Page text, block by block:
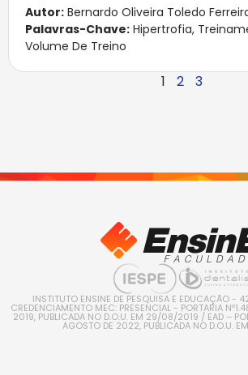
Autor: Bernardo Oliveira Toledo
Palavras-Chave: Hipertrofia,
Volume De Treino
1 2 3
INSTITUTO ENSINE DE PESQUISA E EDUCAÇÃO
CREDENCIAMENTO MEC: PRESENCIAL - PORTARIA
2019, PUBLICADA NO D.O.U. EM 29/08/2019 / EAD –
AGOSTO DE 2022, PUBLICADA NO D.O.U.